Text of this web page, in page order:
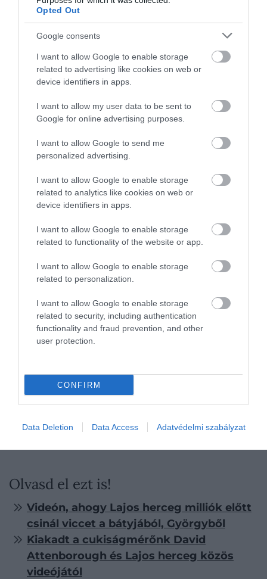
Opted Out
Google consents
I want to allow Google to enable storage
related to advertising like cookies on web or
device identifiers in apps.
I want to allow my user data to be sent to
Google for online advertising purposes.
I want to allow Google to send me
personalized advertising.
I want to allow Google to enable storage
related to analytics like cookies on web or
device identifiers in apps.
I want to allow Google to enable storage
related to functionality of the website or app.
I want to allow Google to enable storage
related to personalization.
I want to allow Google to enable storage
related to security, including authentication
functionality and fraud prevention, and other
user protection.
CONFIRM
Data Deletion Data Access Adatvédelmi szabályzat
Majd a régi iskolatárs hozzátette, hogy miután
Katalin elkezdte a Marlborough-t, szintekivirágzott
és lassan, de biztosan visszanyerte az önbizalmát.
Bárhogyan is alakul majd a királyi gyermekek
tanulmánya, abban biztosak lehetünk, hogy Katalin
különleges figyelemmel
türelemmel állnak hozzá agyerekneveléshez.
Ahogy arról korábbanbeszámoltunk
gyereknevelésről van szó: következetesen képviseli
azokat az elveket, melyeket ő maga is hoz
családjából. Legyen szó a korai gyermekévek
fontosságát hangsúlyozó munkájáról, vagy a
gyerekeivel közösen végzett jótékonykodásról,
nemcsak kötelező feladat, hanem egy életre szóló
hivatásis egyben.
Olvasd el ezt is!
Videón, ahogy Lajos herceg milliók előtt
csinál viccet a bátyjából, Györgyből
Kiakadt a cukiságmérőnk David
Attenborough és Lajos herceg közös
videójától